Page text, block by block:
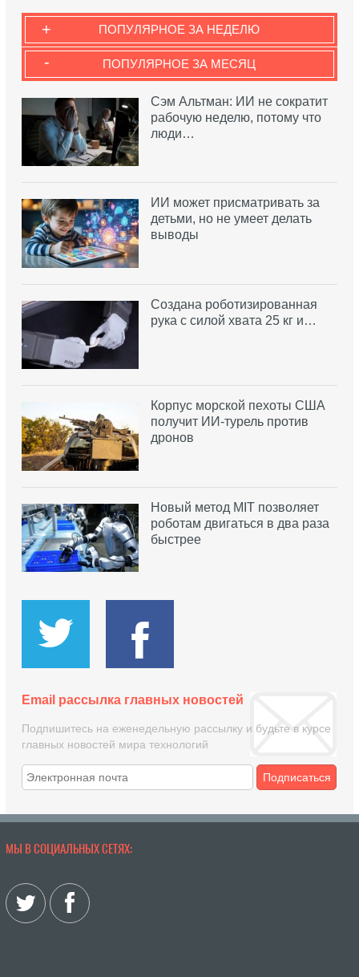
ПОПУЛЯРНОЕ ЗА НЕДЕЛЮ
+
ПОПУЛЯРНОЕ ЗА МЕСЯЦ
-
Сэм Альтман: ИИ не сократит
рабочую неделю, потому что
люди…
ИИ может присматривать за
детьми, но не умеет делать
выводы
Создана роботизированная
рука с силой хвата 25 кг и…
Корпус морской пехоты США
получит ИИ-турель против
дронов
Новый метод MIT позволяет
роботам двигаться в два раза
быстрее
Email рассылка главных новостей
Подпишитесь на еженедельную рассылку и будьте в курсе
главных новостей мира технологий
Подписаться
МЫ В СОЦИАЛЬНЫХ СЕТЯХ: